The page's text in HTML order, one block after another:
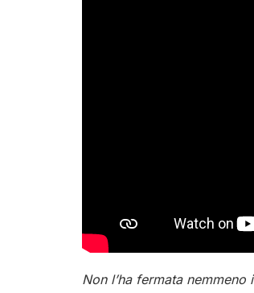
Non l’ha fermata